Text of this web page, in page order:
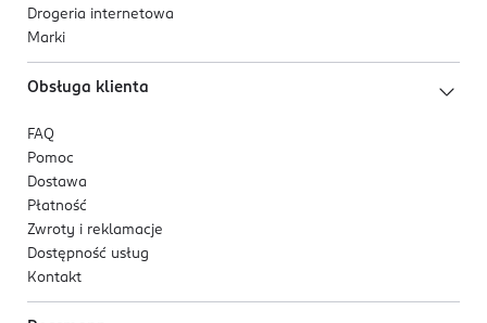
Drogeria internetowa
Marki
Obsługa klienta
FAQ
Pomoc
Dostawa
Płatność
Zwroty i reklamacje
Dostępność usług
Kontakt